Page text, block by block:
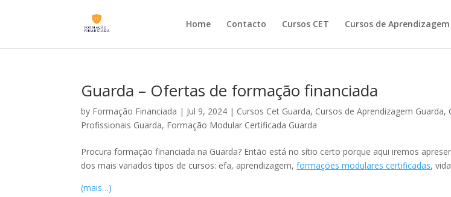
Home Contacto Cursos CET Cursos de Aprendizagem
Guarda – Ofertas de formação financiada
by Formação Financiada | Jul 9, 2024 | Cursos Cet Guarda, Cursos de Aprendizagem Guarda,
Profissionais Guarda, Formação Modular Certificada Guarda
Procura formação financiada na Guarda? Então está no sítio certo porque aqui iremos
dos mais variados tipos de cursos: efa, aprendizagem,formações modulares certificadas,
(mais…)